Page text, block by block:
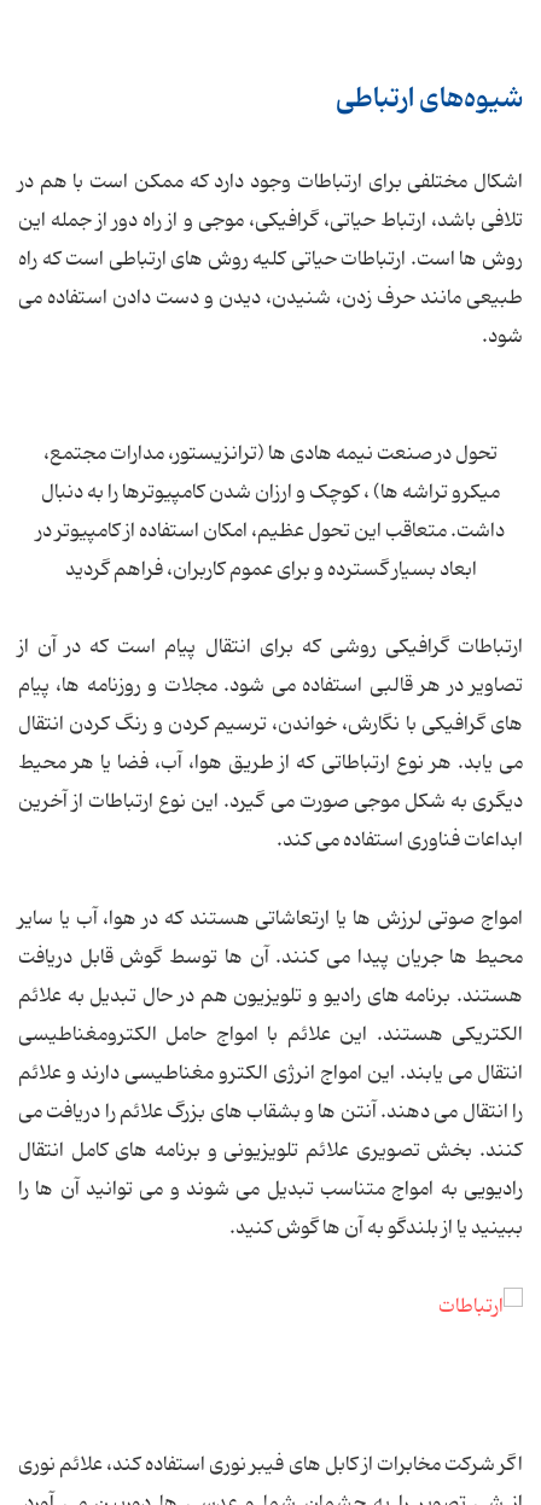
شیوه‌های ارتباطی
اشکال مختلفی برای ارتباطات وجود دارد که ممکن است با هم در
تلافی باشد، ارتباط حیاتی، گرافیکی، موجی و از راه دور از جمله این
روش ها است. ارتباطات حیاتی کلیه روش های ارتباطی است که راه
طبیعی مانند حرف زدن، شنیدن، دیدن و دست دادن استفاده می
شود.
تحول در صنعت نیمه هادی ها (ترانزیستور، مدارات مجتمع،
میکرو تراشه ها) ، کوچک و ارزان شدن کامپیوترها را به دنبال
داشت. متعاقب این تحول عظیم، امکان استفاده از کامپیوتر در
ابعاد بسیار گسترده و برای عموم کاربران، فراهم گردید
ارتباطات گرافیکی روشی که برای انتقال پیام است که در آن از
تصاویر در هر قالبی استفاده می شود. مجلات و روزنامه ها، پیام
های گرافیکی با نگارش، خواندن، ترسیم کردن و رنگ کردن انتقال
می یابد. هر نوع ارتباطاتی که از طریق هوا، آب، فضا یا هر محیط
دیگری به شکل موجی صورت می گیرد. این نوع ارتباطات از آخرین
ابداعات فناوری استفاده می کند.
امواج صوتی لرزش ها یا ارتعاشاتی هستند که در هوا، آب یا سایر
محیط ها جریان پیدا می کنند. آن ها توسط گوش قابل دریافت
هستند. برنامه های رادیو و تلویزیون هم در حال تبدیل به علائم
الکتریکی هستند. این علائم با امواج حامل الکترومغناطیسی
انتقال می یابند. این امواج انرژی الکترو مغناطیسی دارند و علائم
را انتقال می دهند. آنتن ها و بشقاب های بزرگ علائم را دریافت می
کنند. بخش تصویری علائم تلویزیونی و برنامه های کامل انتقال
رادیویی به امواج متناسب تبدیل می شوند و می توانید آن ها را
ببینید یا از بلندگو به آن ها گوش کنید.
اگر شرکت مخابرات از کابل های فیبر نوری استفاده کند، علائم نوری